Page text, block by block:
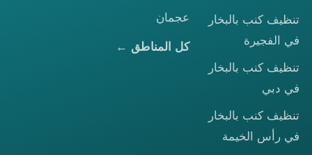
تنظيف كنب بالبخار
في الفجيرة
تنظيف كنب بالبخار
في دبي
تنظيف كنب بالبخار
في رأس الخيمة
عجمان
كل المناطق ←